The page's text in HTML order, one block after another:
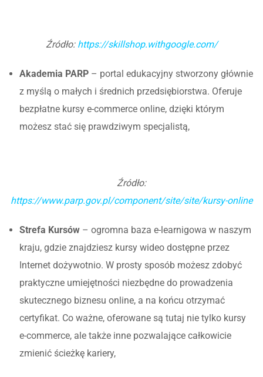
Źródło: https://skillshop.withgoogle.com/
Akademia PARP – portal edukacyjny stworzony głównie
z myślą o małych i średnich przedsiębiorstwa. Oferuje
bezpłatne kursy e-commerce online, dzięki którym
możesz stać się prawdziwym specjalistą,
Źródło:
https://www.parp.gov.pl/component/site/site/kursy-online
Strefa Kursów – ogromna baza e-learnigowa w naszym
kraju, gdzie znajdziesz kursy wideo dostępne przez
Internet dożywotnio. W prosty sposób możesz zdobyć
praktyczne umiejętności niezbędne do prowadzenia
skutecznego biznesu online, a na końcu otrzymać
certyfikat. Co ważne, oferowane są tutaj nie tylko kursy
e-commerce, ale także inne pozwalające całkowicie
zmienić ścieżkę kariery,